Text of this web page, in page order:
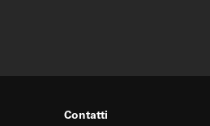
Contatti